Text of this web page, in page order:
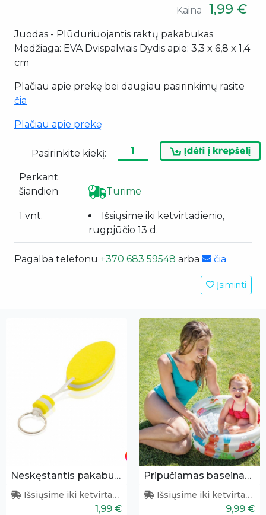
Kaina 1,99 €
Juodas - Plūduriuojantis raktų pakabukas
Medžiaga: EVA Dvispalviais Dydis apie: 3,3 x 6,8 x 1,4
cm
Plačiau apie prekę bei daugiau pasirinkimų rasite
čia
Plačiau apie prekę
Pasirinkite kiekį:
Perkant
šiandien
Turime
1 vnt.
Išsiųsime iki ketvirtadienio,
rugpjūčio 13 d.
Pagalba telefonu +370 683 59548 arba čia
Įsiminti
Neskęstantis pakabukas
Išsiųsime iki ketvirtadienio
1,99 €
Pripučiamas baseinas vaikams 61x22 cm
Išsiųsime iki ketvirtadienio
9,99 €